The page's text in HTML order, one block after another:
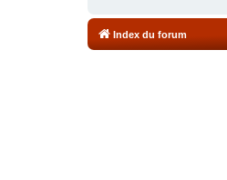
Index du forum